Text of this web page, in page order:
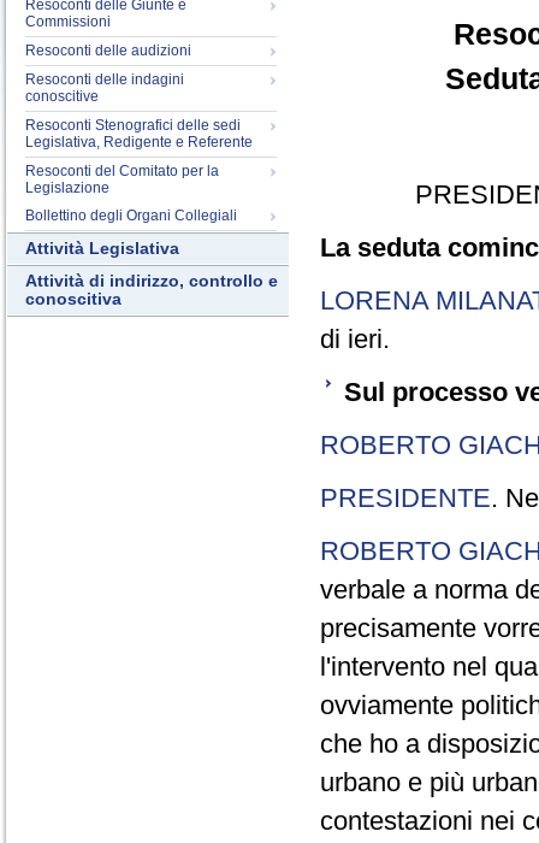
Resoconti delle Giunte e
Commissioni
Resoconti delle audizioni
Resoconti delle indagini
conoscitive
Resoconti Stenografici delle sedi
Legislativa, Redigente e Referente
Resoconti del Comitato per la
Legislazione
Bollettino degli Organi Collegiali
Attività Legislativa
Attività di indirizzo, controllo e
conoscitiva
La seduta
LORENA
di ieri.
Sul processo
ROBERTO
PRESIDENTE.
ROBERTO
verbale a norma
precisamente
l'intervento nel
ovviamente
che ho a
urbano e più
contestazioni nei